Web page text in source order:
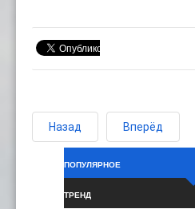
Назад Вперёд
ПОПУЛЯРНОЕ
ТРЕНД